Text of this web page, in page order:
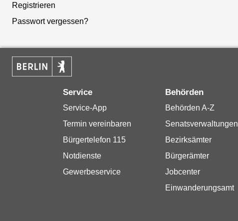
Registrieren
Passwort vergessen?
Service
Service-App
Termin vereinbaren
Bürgertelefon 115
Notdienste
Gewerbeservice
Behörden
Behörden A-Z
Senatsverwaltungen
Bezirksämter
Bürgerämter
Jobcenter
Einwanderungsamt